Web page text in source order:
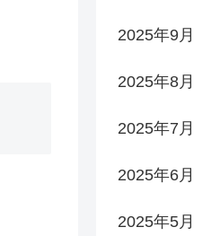
2025年9月
2025年8月
2025年7月
2025年6月
2025年5月